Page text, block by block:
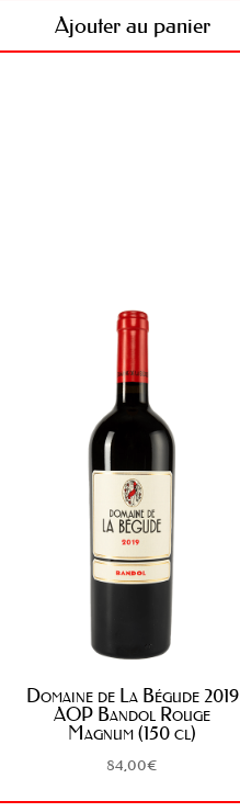
Ajouter au panier
Domaine de La Bégude 2019
AOP Bandol Rouge
Magnum (150 cl)
84,00€